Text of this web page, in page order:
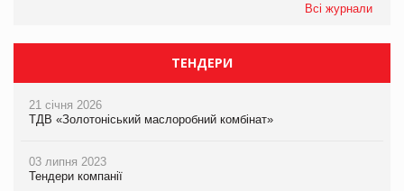
Всі журнали
ТЕНДЕРИ
21 січня 2026
ТДВ «Золотоніський маслоробний комбінат»
03 липня 2023
Тендери компанії